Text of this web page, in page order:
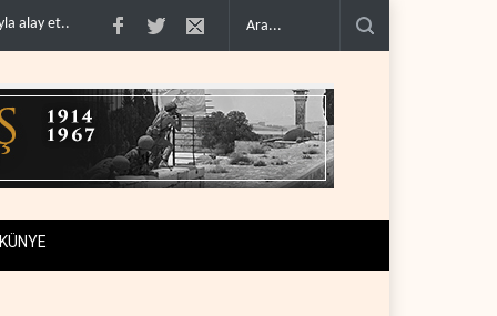
Gazze'nin yeniden inşası yerine askeri üs projesi..
KÜNYE